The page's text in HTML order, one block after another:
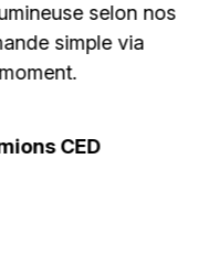
selon nos
simple via
CED